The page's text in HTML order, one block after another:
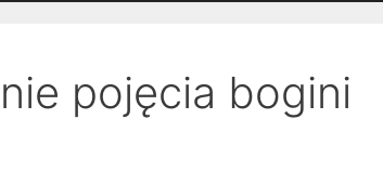
pojęcia bogini